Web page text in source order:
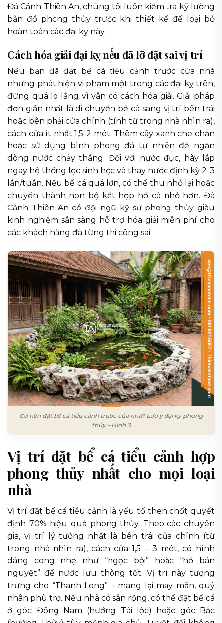
Đá Cảnh Thiên An, chúng tôi luôn kiểm tra kỹ lưỡng
bản đồ phong thủy trước khi thiết kế để loại bỏ
hoàn toàn các đại kỵ này.
Cách hóa giải đại kỵ nếu đã lỡ đặt sai vị trí
Nếu bạn đã đặt bể cá tiểu cảnh trước cửa nhà
nhưng phát hiện vi phạm một trong các đại kỵ trên,
đừng quá lo lắng vì vẫn có cách hóa giải. Giải pháp
đơn giản nhất là di chuyển bể cá sang vị trí bên trái
hoặc bên phải cửa chính (tính từ trong nhà nhìn ra),
cách cửa ít nhất 1,5-2 mét. Thêm cây xanh che chắn
hoặc sử dụng bình phong đá tự nhiên để ngăn
dòng nước chảy thẳng. Đối với nước đục, hãy lắp
ngay hệ thống lọc sinh học và thay nước định kỳ 2-3
lần/tuần. Nếu bể cá quá lớn, có thể thu nhỏ lại hoặc
chuyển thành non bộ kết hợp hồ cá nhỏ hơn. Đá
Cảnh Thiên An có đội ngũ kỹ sư phong thủy giàu
kinh nghiệm sẵn sàng hỗ trợ hóa giải miễn phí cho
các khách hàng đã từng thi công sai.
Có nên đặt bể cá tiểu cảnh trước cửa nhà? Lưu ý đại kỵ phong
thủy – Hình 3
Vị trí đặt bể cá tiểu cảnh hợp
phong thủy nhất cho mọi loại
nhà
Vị trí đặt bể cá tiểu cảnh là yếu tố then chốt quyết
định 70% hiệu quả phong thủy. Theo các chuyên
gia, vị trí lý tưởng nhất là bên trái cửa chính (từ
trong nhà nhìn ra), cách cửa 1,5 – 3 mét, có hình
dáng cong nhẹ như “ngọc bội” hoặc “hồ bán
nguyệt” để nước lưu thông tốt. Vị trí này tượng
trưng cho “Thanh Long” – mang lại may mắn, quý
nhân phù trợ. Nếu nhà có sân rộng, có thể đặt bể cá
ở góc Đông Nam (hướng Tài lộc) hoặc góc Bắc